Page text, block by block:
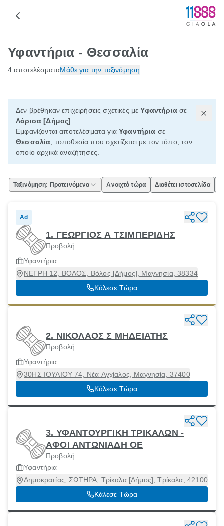
Υφαντήρια - Θεσσαλία
4 αποτελέσματαΜάθε για την ταξινόμηση
Δεν βρέθηκαν επιχειρήσεις σχετικές μεΥφαντήρια σε
Λάρισα [Δήμος]
Εμφανίζονται αποτελέσματα γιαΥφαντήρια σε
Θεσσαλία , τοποθεσία που σχετίζεται με τον τόπο, τον
οποίο αρχικά αναζήτησες.
Ταξινόμηση: Προτεινόμενα Ανοιχτό τώρα Διαθέτει ιστοσελίδα
Ad
1. ΓΕΩΡΓΙΟΣ Α ΤΣΙΜΠΕΡΙΔΗΣ
Προβολή
Υφαντήρια
ΝΕΓΡΗ 12, ΒΟΛΟΣ, Βόλος [Δήμος], Μαγνησία, 38334
Κάλεσε Τώρα
2. ΝΙΚΟΛΑΟΣ Σ ΜΗΔΕΙΑΤΗΣ
Προβολή
Υφαντήρια
30ΗΣ ΙΟΥΛΙΟΥ 74, Νέα Αγχίαλος, Μαγνησία, 37400
Κάλεσε Τώρα
3. ΥΦΑΝΤΟΥΡΓΙΚΗ ΤΡΙΚΑΛΩΝ -
ΑΦΟΙ ΑΝΤΩΝΙΑΔΗ ΟΕ
Προβολή
Υφαντήρια
Δημοκρατίας, ΣΩΤΗΡΑ, Τρίκαλα [Δήμος], Τρίκαλα, 42100
Κάλεσε Τώρα